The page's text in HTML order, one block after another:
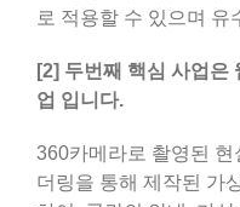
로 적용할 수 있으며 유
[2] 두번째 핵심 사업
업 입니다.
360카메라로 촬영된
더링을 통해 제작된 가